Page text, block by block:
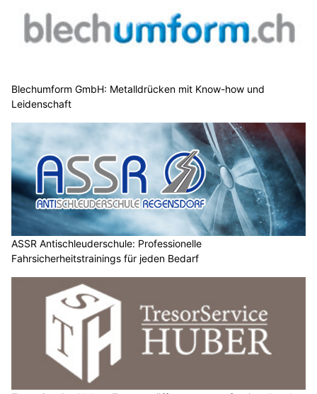
Blechumform GmbH: Metalldrücken mit Know-how und
Leidenschaft
ASSR Antischleuderschule: Professionelle
Fahrsicherheitstrainings für jeden Bedarf